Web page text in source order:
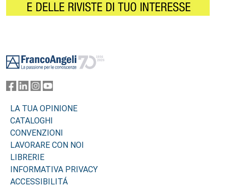
LA TUA OPINIONE
CATALOGHI
CONVENZIONI
LAVORARE CON NOI
LIBRERIE
INFORMATIVA PRIVACY
ACCESSIBILITÁ